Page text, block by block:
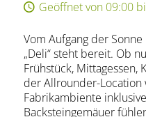
Geöffnet von 09:00
Vom Aufgang der
„Deli“ steht bereit. Ob
Frühstück, Mittagessen,
der Allrounder-
Fabrikambiente
Backsteingemäuer